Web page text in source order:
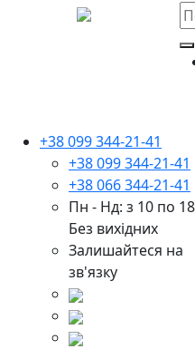
+38 099 344-21-41
+38 099 344-21-41
+38 066 344-21-41
Пн - Нд: з 10 по 18
Без вихідних
Залишайтеся на
зв'язку